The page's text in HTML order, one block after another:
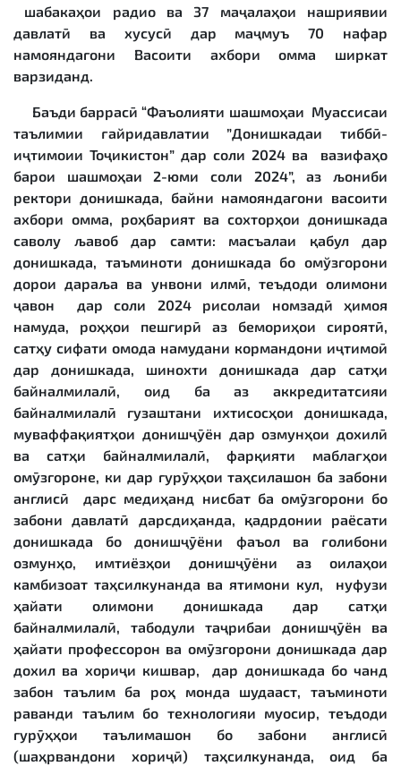
шабакаҳои радио ва 37 маҷалаҳои нашриявии
давлатӣ ва хусусӣ дар маҷмуъ 70 нафар
намояндагони Васоити ахбори омма ширкат
варзиданд.
Баъди баррасӣ “Фаъолияти шашмоҳаи Муассисаи
таълимии ғайридавлатии ”Донишкадаи тиббӣ-
иҷтимоии Тоҷикистон” дар соли 2024 ва вазифаҳо
барои шашмоҳаи 2-юми соли 2024”, аз љониби
ректори донишкада, байни намояндагони васоити
ахбори омма, роҳбарият ва сохторҳои донишкада
саволу љавоб дар самти: масъалаи қабул дар
донишкада, таъминоти донишкада бо омўзгорони
дорои дараља ва унвони илмӣ, теъдоди олимони
ҷавон дар соли 2024 рисолаи номзадӣ ҳимоя
намуда, роҳҳои пешгирӣ аз бемориҳои сироятӣ,
сатҳу сифати омода намудани кормандони иҷтимоӣ
дар донишкада, шинохти донишкада дар сатҳи
байналмилалӣ, оид ба аз аккредитатсияи
байналмилалӣ гузаштани ихтисосҳои донишкада,
муваффақиятҳои донишҷӯён дар озмунҳои дохилӣ
ва сатҳи байналмилалӣ, фарқияти маблағҳои
омӯзгороне, ки дар гурӯҳҳои таҳсилашон ба забони
англисӣ дарс медиҳанд нисбат ба омӯзгорони бо
забони давлатӣ дарсдиҳанда, қадрдонии раёсати
донишкада бо донишҷӯёни фаъол ва ғолибони
озмунҳо, имтиёзҳои донишҷӯёни аз оилаҳои
камбизоат таҳсилкунанда ва ятимони кул, нуфузи
ҳайати олимони донишкада дар сатҳи
байналмилалӣ, табодули таҷрибаи донишҷӯён ва
ҳайати профессорон ва омӯзгорони донишкада дар
дохил ва хориҷи кишвар, дар донишкада бо чанд
забон таълим ба роҳ монда шудааст, таъминоти
раванди таълим бо технологияи муосир, теъдоди
гурӯҳҳои таълимашон бо забони англисӣ
(шаҳрвандони хориҷӣ) таҳсилкунанда, оид ба